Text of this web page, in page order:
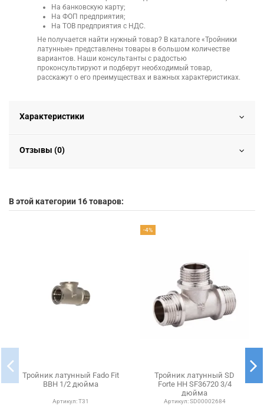
На банковскую карту;
На ФОП предприятия;
На ТОВ предприятия с НДС.
Не получается найти нужный товар? В каталоге «Тройники
латунные» представлены товары в большом количестве
вариантов. Наши консультанты с радостью
проконсультируют и подберут необходимый товар,
расскажут о его преимуществах и важных характеристиках.
Характеристики
Отзывы (0)
В этой категории 16 товаров:
Тройник латунный Fado Fit
ВВН 1/2 дюйма
Артикул:T31
-4%
Тройник латунный SD
Forte НН SF36720 3/4
дюйма
Артикул: SD00002684